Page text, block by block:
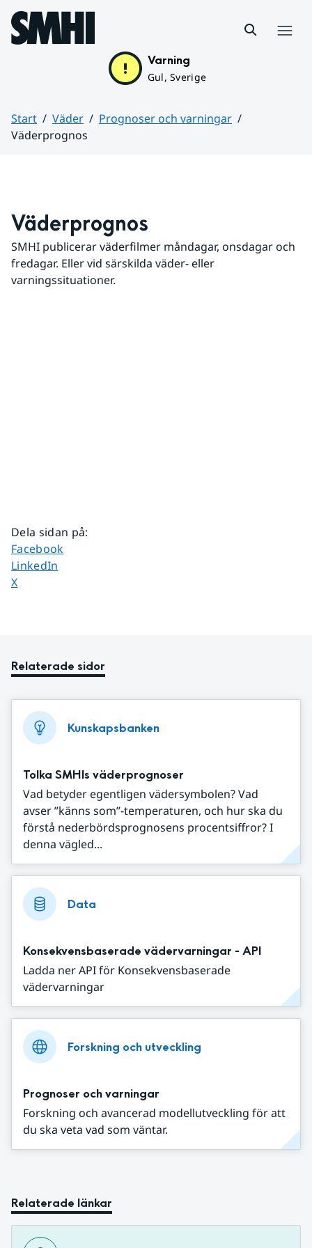
Hoppa till sidans innehåll
Varning
Gul, Sverige
Start Väder
Prognoser och varningar
Väderprognos
Väderprognos
SMHI publicerar väderfilmer måndagar, onsdagar och
fredagar. Eller vid särskilda väder- eller
varningssituationer.
Dela sidan på:
Dela sidan på
Facebook
Dela sidan på
LinkedIn
Dela sidan på
X
Relaterade sidor
Kunskapsbanken
Tolka SMHIs väderprognoser
Vad betyder egentligen vädersymbolen? Vad
avser ”känns som”-temperaturen, och hur ska du
förstå nederbördsprognosens procentsiffror? I
denna vägled...
Data
Konsekvensbaserade vädervarningar - API
Ladda ner API för Konsekvensbaserade
vädervarningar
Forskning och utveckling
Prognoser och varningar
Forskning och avancerad modellutveckling för att
du ska veta vad som väntar.
Relaterade länkar